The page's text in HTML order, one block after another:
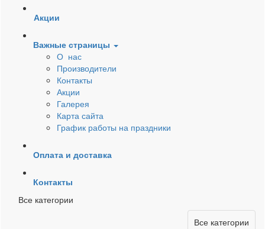
Акции
Важные страницы
О нас
Производители
Контакты
Акции
Галерея
Карта сайта
График работы на праздники
Оплата и доставка
Контакты
Все категории
Все категории